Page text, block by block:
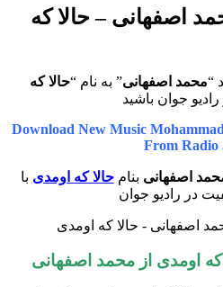
اصفهانی – حالا که
“محمد اصفهانی” به نام “حالا که
رادیو جوان باشید
Download New Music
From Radio
اصفهانی بنام حالا که اومدی با
در رادیو جوان
اومدی از محمد اصفهانی